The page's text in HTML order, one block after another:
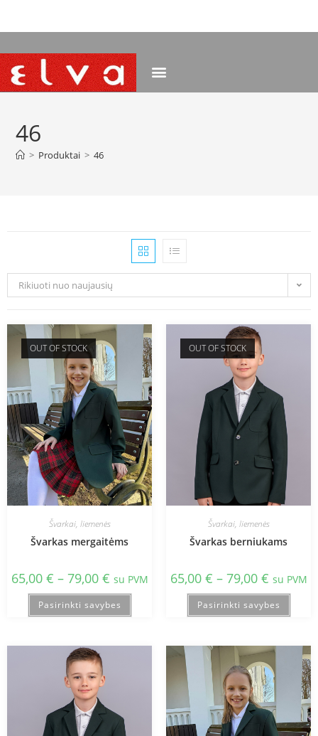
46
> Produktai > 46
Rikiuoti nuo naujausių
OUT OF STOCK
Švarkai, liemenės
Švarkas mergaitėms
65,00 € – 79,00 € su PVM
Pasirinkti savybes
OUT OF STOCK
Švarkai, liemenės
Švarkas berniukams
65,00 € – 79,00 € su PVM
Pasirinkti savybes